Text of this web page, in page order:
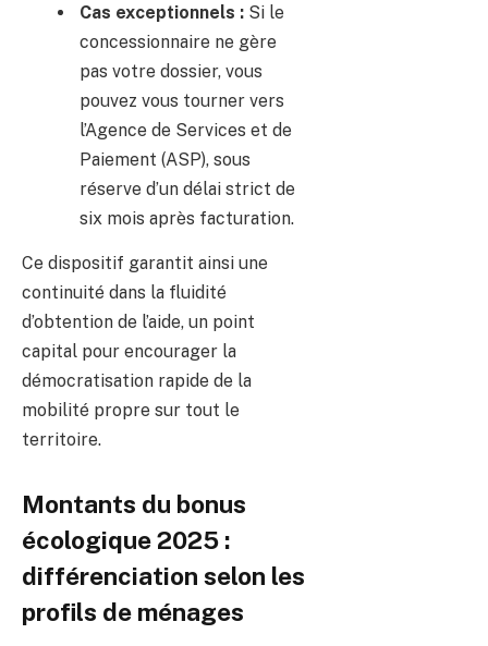
Cas exceptionnels : Si le
concessionnaire ne gère
pas votre dossier, vous
pouvez vous tourner vers
l’Agence de Services et de
Paiement (ASP), sous
réserve d’un délai strict de
six mois après facturation.
Ce dispositif garantit ainsi une
continuité dans la fluidité
d’obtention de l’aide, un point
capital pour encourager la
démocratisation rapide de la
mobilité propre sur tout le
territoire.
Montants du bonus
écologique 2025 :
différenciation selon les
profils de ménages